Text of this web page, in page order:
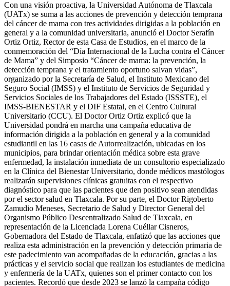
Con una visión proactiva, la Universidad Autónoma de Tlaxcala
(UATx) se suma a las acciones de prevención y detección temprana
del cáncer de mama con tres actividades dirigidas a la población en
general y a la comunidad universitaria, anunció el Doctor Serafín
Ortiz Ortiz, Rector de esta Casa de Estudios, en el marco de la
conmemoración del “Día Internacional de la Lucha contra el Cáncer
de Mama” y del Simposio “Cáncer de mama: la prevención, la
detección temprana y el tratamiento oportuno salvan vidas”,
organizado por la Secretaría de Salud, el Instituto Mexicano del
Seguro Social (IMSS) y el Instituto de Servicios de Seguridad y
Servicios Sociales de los Trabajadores del Estado (ISSSTE), el
IMSS-BIENESTAR y el DIF Estatal, en el Centro Cultural
Universitario (CCU). El Doctor Ortiz Ortiz explicó que la
Universidad pondrá en marcha una campaña educativa de
información dirigida a la población en general y a la comunidad
estudiantil en las 16 casas de Autorrealización, ubicadas en los
municipios, para brindar orientación médica sobre esta grave
enfermedad, la instalación inmediata de un consultorio especializado
en la Clínica del Bienestar Universitario, donde médicos mastólogos
realizarán supervisiones clínicas gratuitas con el respectivo
diagnóstico para que las pacientes que den positivo sean atendidas
por el sector salud en Tlaxcala. Por su parte, el Doctor Rigoberto
Zamudio Meneses, Secretario de Salud y Director General del
Organismo Público Descentralizado Salud de Tlaxcala, en
representación de la Licenciada Lorena Cuéllar Cisneros,
Gobernadora del Estado de Tlaxcala, enfatizó que las acciones que
realiza esta administración en la prevención y detección primaria de
este padecimiento van acompañadas de la educación, gracias a las
prácticas y el servicio social que realizan los estudiantes de medicina
y enfermería de la UATx, quienes son el primer contacto con los
pacientes. Recordó que desde 2023 se lanzó la campaña código